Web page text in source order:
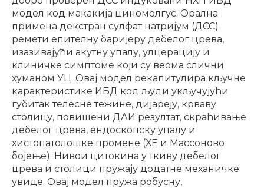
модел код макакија циномолгус. Орална
примена декстран сулфат натријум (ДСС)
ремети епителну баријеру дебелог црева,
изазивајући акутну упалу, улцерацију и
клиничке симптоме који су веома слични
хуманом УЦ. Овај модел рекапитулира кључне
карактеристике ИБД код људи укључујући
губитак телесне тежине, дијареју, крваву
столицу, повишени ДАИ резултат, скраћивање
дебелог црева, ендоскопску упалу и
хистопатолошке промене (ХЕ и Массоново
бојење). Нивои цитокина у ткиву дебелог
црева и столици пружају додатне механичке
увиде. Овај модел пружа робусну,